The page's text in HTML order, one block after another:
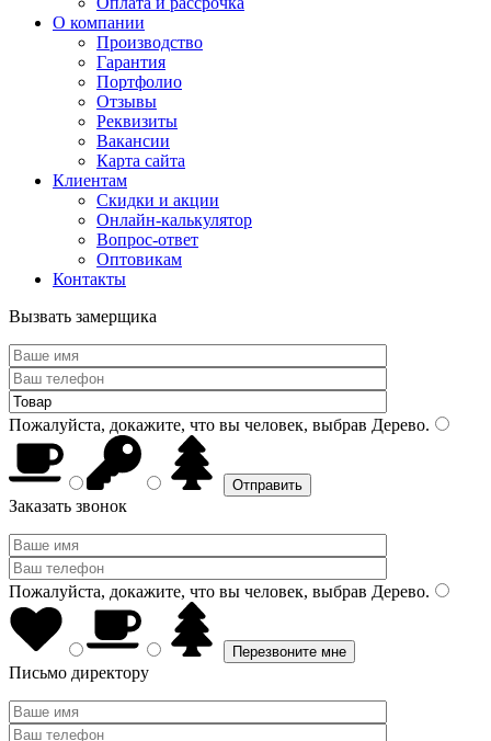
О компании
Производство
Гарантия
Портфолио
Отзывы
Реквизиты
Вакансии
Карта сайта
Клиентам
Скидки и акции
Онлайн-калькулятор
Вопрос-ответ
Оптовикам
Контакты
Вызвать замерщика
Пожалуйста, докажите, что вы человек, выбрав Дерево.
Заказать звонок
Пожалуйста, докажите, что вы человек, выбрав Дерево.
Письмо директору